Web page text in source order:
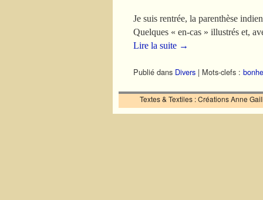
Je suis rentrée, la parenthèse
Quelques « en-cas » illustrés et,
Lire la suite →
Publié dans Divers | Mots-clefs :
Textes & Textiles : Créations Anne